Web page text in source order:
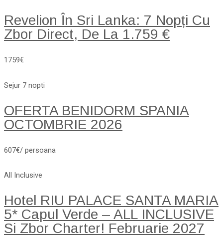
Revelion În Sri Lanka: 7 Nopți Cu
Zbor Direct, De La 1.759 €
1759€
Sejur 7 nopti
OFERTA BENIDORM SPANIA
OCTOMBRIE 2026
607€/ persoana
All Inclusive
Hotel RIU PALACE SANTA MARIA
5* Capul Verde – ALL INCLUSIVE
Si Zbor Charter! Februarie 2027